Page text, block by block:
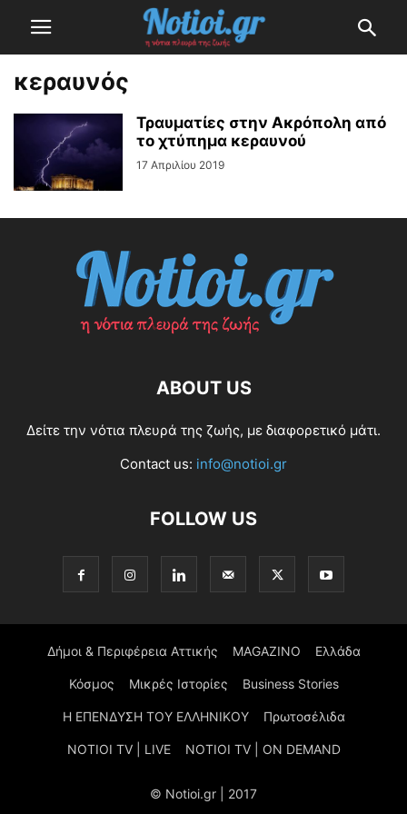
κεραυνός
Τραυματίες στην Ακρόπολη από
το χτύπημα κεραυνού
17 Απριλίου 2019
ABOUT US
Δείτε την νότια πλευρά της ζωής, με διαφορετικό μάτι.
Contact us: info@notioi.gr
FOLLOW US
Δήμοι & Περιφέρεια Αττικής MAGAZINO Ελλάδα
Κόσμος Μικρές Ιστορίες Business Stories
Η ΕΠΕΝΔΥΣΗ ΤΟΥ ΕΛΛΗΝΙΚΟΥ Πρωτοσέλιδα
NOTIOI TV | LIVE NOTIOI TV | ON DEMAND
© Notioi.gr | 2017